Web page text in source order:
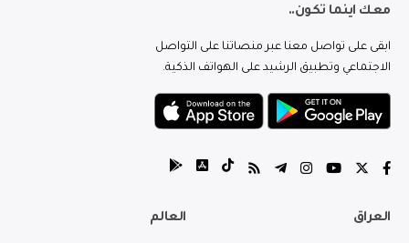
معك اينما تكون..
ابقى على تواصل معنا عبر منصاتنا على التواصل
الاجتماعي وتطبيق الرشيد على الهواتف الذكية.
العراق العالم